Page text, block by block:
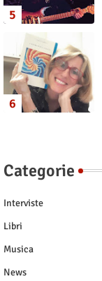
Categorie
Interviste
Libri
Musica
News